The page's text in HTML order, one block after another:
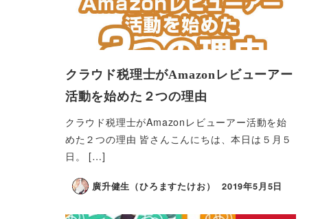
クラウド税理士がAmazonレビューアー
活動を始めた２つの理由
クラウド税理士がAmazonレビューアー活動を始
めた２つの理由 皆さんこんにちは、本日は５月５
日。 […]
廣升健生（ひろますたけお） 2019年5月5日